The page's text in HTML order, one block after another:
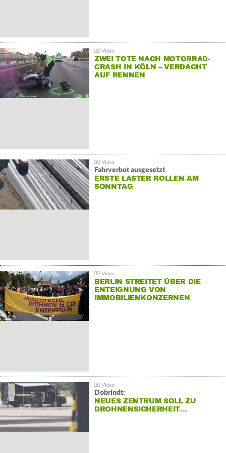
ZWEI TOTE NACH MOTORRAD-
CRASH IN KÖLN – VERDACHT
AUF RENNEN
Fahrverbot ausgesetzt
ERSTE LASTER ROLLEN AM
SONNTAG
BERLIN STREITET ÜBER DIE
ENTEIGNUNG VON
IMMOBILIENKONZERNEN
Dobrindt:
NEUES ZENTRUM SOLL ZU
DROHNENSICHERHEIT…